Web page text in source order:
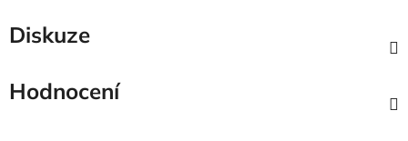
Diskuze
Hodnocení